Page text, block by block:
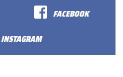
FACEBOOK
INSTAGRAM